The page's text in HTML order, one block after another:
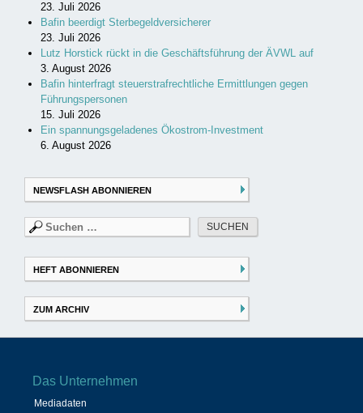
23. Juli 2026
Bafin beerdigt Sterbegeldversicherer
23. Juli 2026
Lutz Horstick rückt in die Geschäftsführung der ÄVWL auf
3. August 2026
Bafin hinterfragt steuerstrafrechtliche Ermittlungen gegen
Führungspersonen
15. Juli 2026
Ein spannungsgeladenes Ökostrom-Investment
6. August 2026
NEWSFLASH ABONNIEREN
Suchen
nach:
HEFT ABONNIEREN
ZUM ARCHIV
Das Unternehmen
Mediadaten